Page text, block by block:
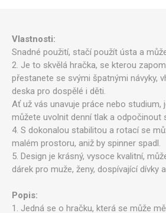
Vlastnosti:
Snadné použití, stačí použít ústa a
2. Je to skvělá hračka, se kterou
přestanete se svými špatnými návyky,
deska pro dospělé i děti.
Ať už vás unavuje práce nebo studium,
můžete uvolnit denní tlak a odpočinout
4. S dokonalou stabilitou a rotací se
malém prostoru, aniž by spinner spadl.
5. Design je krásný, vysoce kvalitní,
dárek pro muže, ženy, dospívající dívky
Popis:
1. Jedná se o hračku, která se může